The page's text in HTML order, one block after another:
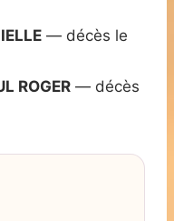
— décès le
ROGER — décès